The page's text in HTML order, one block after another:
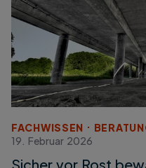
FACHWISSEN
19. Februar 2026
Sicher vor Rost